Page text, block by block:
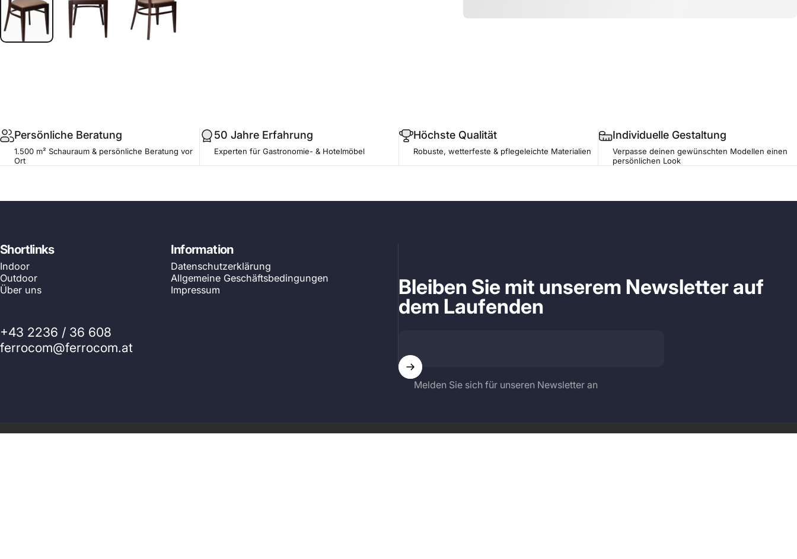
Persönliche Beratung
1.500 m² Schauraum & persönliche Beratung vor
Ort
50 Jahre Erfahrung
Experten für Gastronomie- & Hotelmöbel
Höchste Qualität
Robuste, wetterfeste & pflegeleichte Materialien
Individuelle Gestaltung
Verpasse deinen gewünschten Modellen einen
persönlichen Look
Shortlinks
Indoor
Outdoor
Über uns
Information
Datenschutzerklärung
Allgemeine Geschäftsbedingungen
Impressum
+43 2236 / 36 608
ferrocom@ferrocom.at
Bleiben Sie mit unserem Newsletter auf
dem Laufenden
Melden Sie sich für unseren Newsletter an